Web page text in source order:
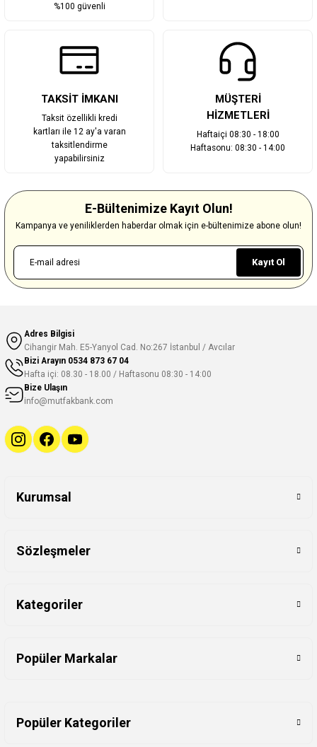
%100 güvenli
TAKSİT İMKANI
Taksit özellikli kredi
kartları ile 12 ay'a varan
taksitlendirme
yapabilirsiniz
MÜŞTERİ
HİZMETLERİ
Haftaiçi 08:30 - 18:00
Haftasonu: 08:30 - 14:00
E-Bültenimize Kayıt Olun!
Kampanya ve yeniliklerden haberdar olmak için e-bültenimize abone olun!
Kayıt Ol
Adres Bilgisi
Cihangir Mah. E5-Yanyol Cad. No:267 İstanbul / Avcılar
Bizi Arayın 0534 873 67 04
Hafta içi: 08.30 - 18.00 / Haftasonu 08:30 - 14:00
Bize Ulaşın
info@mutfakbank.com
Kurumsal
Sözleşmeler
Kategoriler
Popüler Markalar
Popüler Kategoriler